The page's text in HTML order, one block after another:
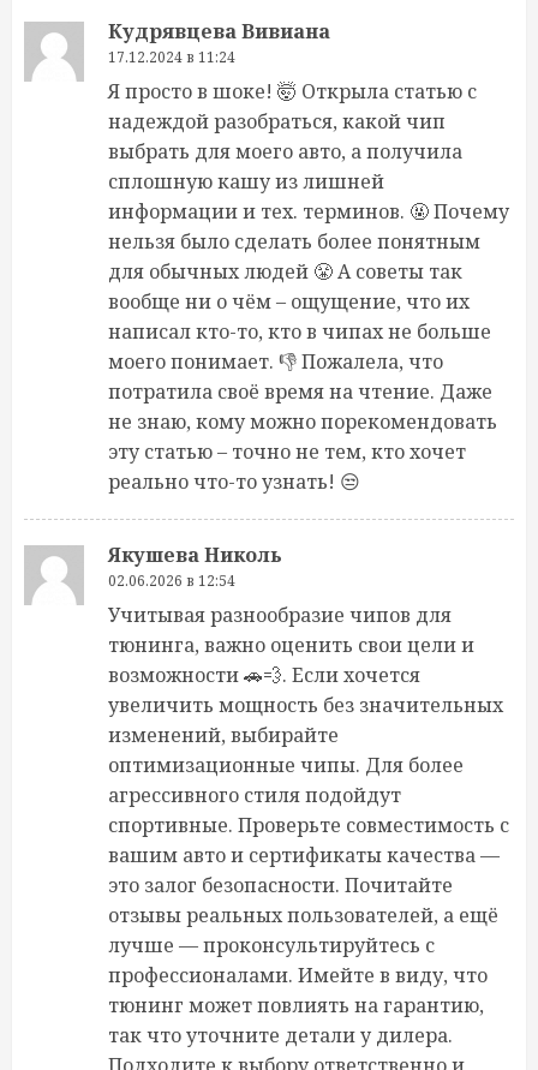
Кудрявцева Вивиана
17.12.2024 в 11:24
Я просто в шоке! 🤯 Открыла статью с
надеждой разобраться, какой чип
выбрать для моего авто, а получила
сплошную кашу из лишней
информации и тех. терминов. 🤬 Почему
нельзя было сделать более понятным
для обычных людей 😤 А советы так
вообще ни о чём – ощущение, что их
написал кто-то, кто в чипах не больше
моего понимает. 👎 Пожалела, что
потратила своё время на чтение. Даже
не знаю, кому можно порекомендовать
эту статью – точно не тем, кто хочет
реально что-то узнать! 😒
Якушева Николь
02.06.2026 в 12:54
Учитывая разнообразие чипов для
тюнинга, важно оценить свои цели и
возможности 🚗💨. Если хочется
увеличить мощность без значительных
изменений, выбирайте
оптимизационные чипы. Для более
агрессивного стиля подойдут
спортивные. Проверьте совместимость с
вашим авто и сертификаты качества —
это залог безопасности. Почитайте
отзывы реальных пользователей, а ещё
лучше — проконсультируйтесь с
профессионалами. Имейте в виду, что
тюнинг может повлиять на гарантию,
так что уточните детали у дилера.